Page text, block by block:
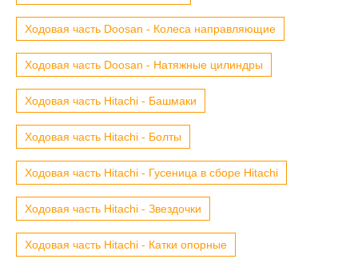
Ходовая часть Doosan - Колеса направляющие
Ходовая часть Doosan - Натяжные цилиндры
Ходовая часть Hitachi - Башмаки
Ходовая часть Hitachi - Болты
Ходовая часть Hitachi - Гусеница в сборе Hitachi
Ходовая часть Hitachi - Звездочки
Ходовая часть Hitachi - Катки опорные